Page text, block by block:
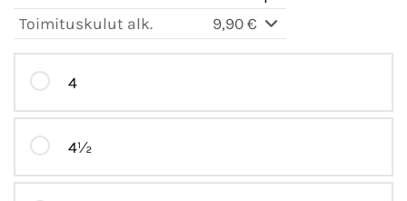
Toimituskulut alk.
9,90 €
4
4½